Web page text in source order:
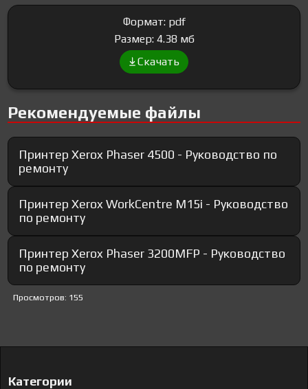
Формат: pdf
Размер: 4.38 мб
Скачать
Рекомендуемые файлы
Принтер Xerox Phaser 4500 - Руководство по
ремонту
Принтер Xerox WorkCentre M15i - Руководство
по ремонту
Принтер Xerox Phaser 3200MFP - Руководство
по ремонту
Просмотров: 155
Категории